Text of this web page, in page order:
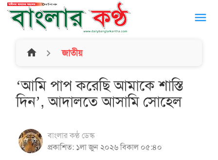
menu
home জাতীয়
‘আমি পাপ করেছি আমাকে শাস্তি
দিন’, আদালতে আসামি সোহেল
বাংলার কণ্ঠ ডেস্ক
প্রকাশিত: ১লা জুন ২০২৬ বিকাল ০৫:৪০